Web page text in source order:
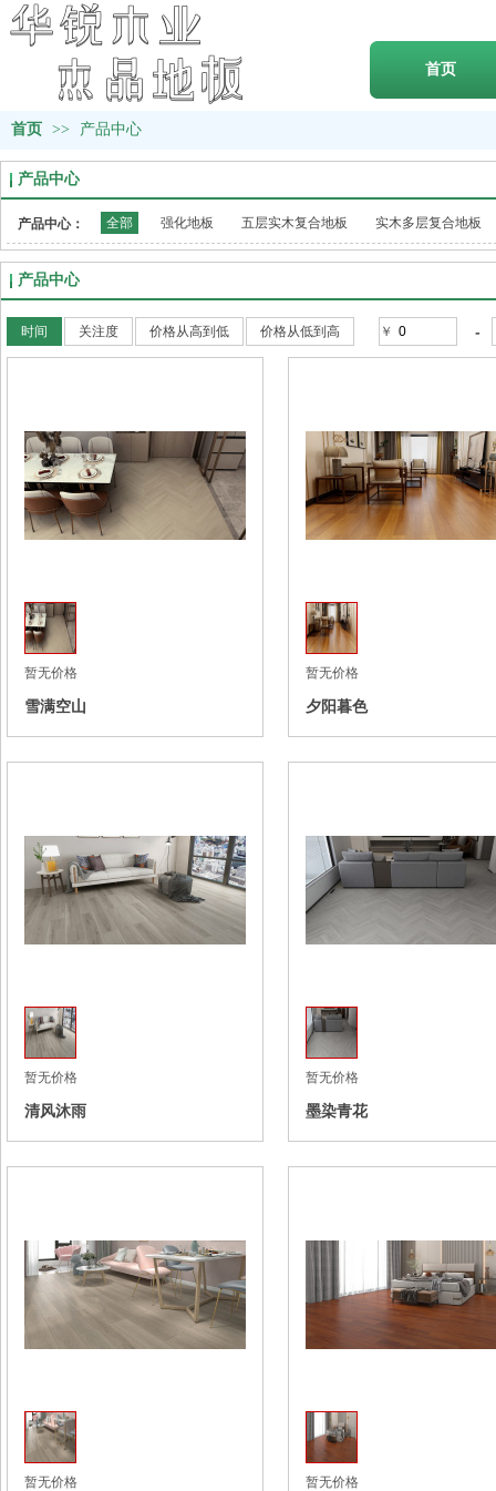
首页
首页 >> 产品中心
产品中心
产品中心： 全部 强化地板 五层实木复合地板 实木多层复合地板
产品中心
时间 关注度 价格从高到低 价格从低到高 ￥ -
暂无价格
雪满空山
暂无价格
夕阳暮色
暂无价格
清风沐雨
暂无价格
墨染青花
暂无价格 暂无价格